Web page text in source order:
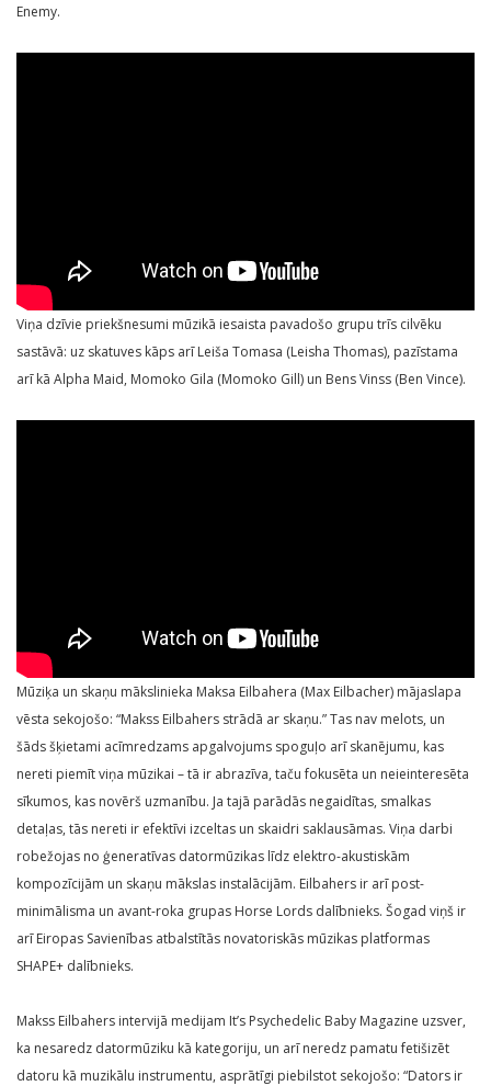
Enemy.
Viņa dzīvie priekšnesumi mūzikā iesaista pavadošo grupu trīs cilvēku
sastāvā: uz skatuves kāps arī Leiša Tomasa (Leisha Thomas), pazīstama
arī kā Alpha Maid, Momoko Gila (Momoko Gill) un Bens Vinss (Ben Vince).
Mūziķa un skaņu mākslinieka Maksa Eilbahera (Max Eilbacher) mājaslapa
vēsta sekojošo: “Makss Eilbahers strādā ar skaņu.” Tas nav melots, un
šāds šķietami acīmredzams apgalvojums spoguļo arī skanējumu, kas
nereti piemīt viņa mūzikai – tā ir abrazīva, taču fokusēta un neieinteresēta
sīkumos, kas novērš uzmanību. Ja tajā parādās negaidītas, smalkas
detaļas, tās nereti ir efektīvi izceltas un skaidri saklausāmas. Viņa darbi
robežojas no ģeneratīvas datormūzikas līdz elektro-akustiskām
kompozīcijām un skaņu mākslas instalācijām. Eilbahers ir arī post-
minimālisma un avant-roka grupas Horse Lords dalībnieks. Šogad viņš ir
arī Eiropas Savienības atbalstītās novatoriskās mūzikas platformas
SHAPE+ dalībnieks.
Makss Eilbahers intervijā medijam It’s Psychedelic Baby Magazine uzsver,
ka nesaredz datormūziku kā kategoriju, un arī neredz pamatu fetišizēt
datoru kā muzikālu instrumentu, asprātīgi piebilstot sekojošo: “Dators ir